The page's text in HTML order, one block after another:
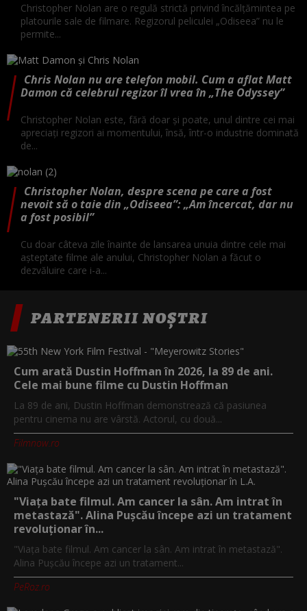
Christopher Nolan are o regulă strictă privind încălțămintea pe
platourile sale de filmare. Regizorul peliculei „Odiseea” nu le
permite...
Chris Nolan nu are telefon mobil. Cum a aflat Matt
Damon că celebrul regizor îl vrea în „The Odyssey”
Christopher Nolan este, fără doar și poate, unul dintre cei mai
apreciați regizori ai momentului, însă, într-o industrie dominată
de...
Christopher Nolan, despre scena pe care a fost
nevoit să o taie din „Odiseea”: „Am încercat, dar nu
a fost posibil”
Cu doar câteva zile înainte de lansarea unuia dintre cele mai
așteptate filme ale anului, Christopher Nolan a făcut o
dezvăluire care i-a...
PARTENERII NOȘTRI
Cum arată Dustin Hoffman în 2026, la 89 de ani.
Cele mai bune filme cu Dustin Hoffman
La 89 de ani, Dustin Hoffman demonstrează că pasiunea
pentru cinema nu are vârstă. Actorul, cu două...
Filmnow.ro
"Viața bate filmul. Am cancer la sân. Am intrat în
metastază". Alina Pușcău începe azi un tratament
revoluționar în...
"Viața bate filmul. Am cancer la sân. Am intrat în metastază".
Alina Pușcău începe azi un tratament...
PeRoz.ro